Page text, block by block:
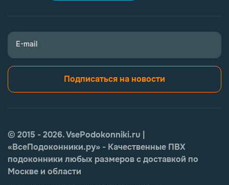
E-mail
Подписаться на новости
© 2015 - 2026. VsePodokonniki.ru |
«ВсеПодоконники.ру» - Качественные ПВХ
подоконники любых размеров с доставкой по
Москве и области